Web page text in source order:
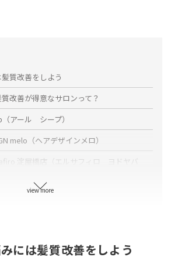
質改善をしよう
改善が得意なサロンって？
（アール シープ）
melo（ヘアデザインメロ）
淀屋橋店（エルサフィロ ヨドヤバ
プールトワ）
HAIR（クプクプヘアー）
view more
には髪質改善をしよう